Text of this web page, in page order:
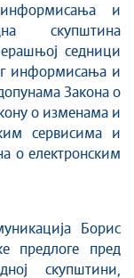
и
скупштина
седници
информисања и
Закона о
о изменама и
сервисима и
о електронским
Борис
предлоге пред
скупштини,